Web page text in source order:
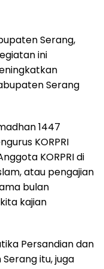
Serang,
ini
Serang
1447
KORPRI
KORPRI di
atau pengajian
bulan
kajian
Persandian dan
itu, juga